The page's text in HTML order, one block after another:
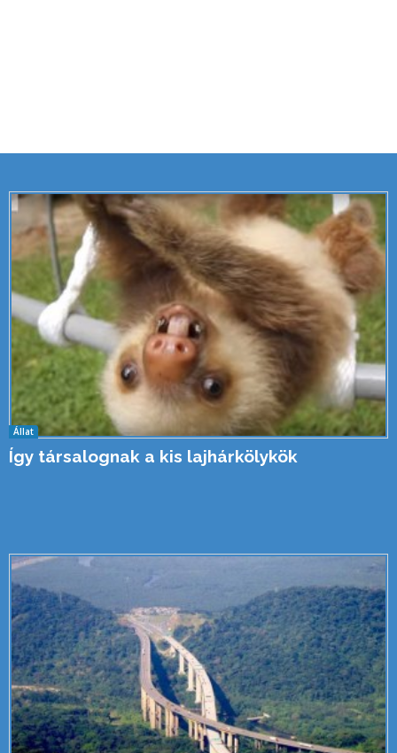
Állat
Így társalognak a kis lajhárkölykök